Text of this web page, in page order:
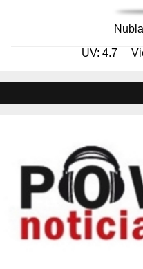
UV: 4.7